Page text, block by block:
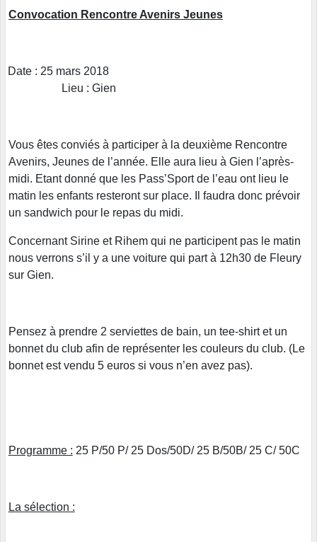
Convocation Rencontre Avenirs Jeunes
Date : 25 mars 2018
Lieu : Gien
Vous êtes conviés à participer à la deuxième Rencontre
Avenirs, Jeunes de l’année. Elle aura lieu à Gien l’après-
midi. Etant donné que les Pass’Sport de l’eau ont lieu le
matin les enfants resteront sur place. Il faudra donc prévoir
un sandwich pour le repas du midi.
Concernant Sirine et Rihem qui ne participent pas le matin
nous verrons s’il y a une voiture qui part à 12h30 de Fleury
sur Gien.
Pensez à prendre 2 serviettes de bain, un tee-shirt et un
bonnet du club afin de représenter les couleurs du club. (Le
bonnet est vendu 5 euros si vous n’en avez pas).
Programme : 25 P/50 P/ 25 Dos/50D/ 25 B/50B/ 25 C/ 50C
La sélection :